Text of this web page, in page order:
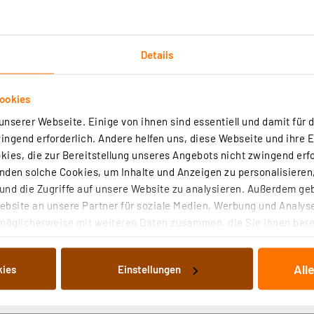
Details
Webseite. Einige von ihnen sind essentiell und damit für
erforderlich. Andere helfen uns, diese Webseite und ihre
die zur Bereitstellung unseres Angebots nicht zwingend
solche Cookies, um Inhalte und Anzeigen zu
die Zugriffe auf unsere Website zu analysieren. Außerdem
an unsere Partner für soziale Medien, Werbung und
mit weiteren Daten zusammen, die Sie ihnen
dargestellten bzw. die von Ihnen ausgewählten
Auflistung der einzelnen Cookies nach Zweck und
Einstellungen
- Lieferzeit: 3-4 Werktage²
Hygrometer MA10230, mit Klimakomfortanzeige im
(1)
des Raumes. Die Station muss vor direktem Regen und Sonne